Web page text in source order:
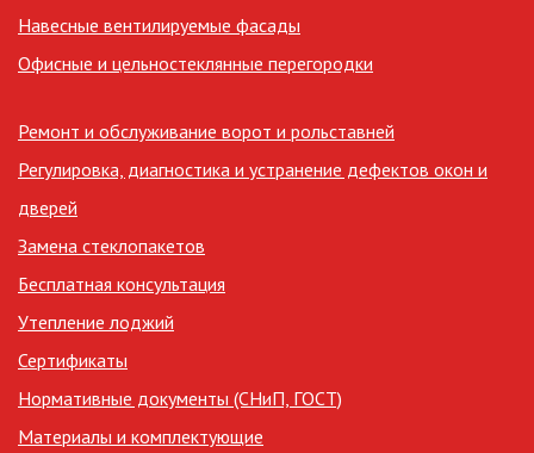
Навесные вентилируемые фасады
Офисные и цельностеклянные перегородки
Ремонт и обслуживание ворот и рольставней
Регулировка, диагностика и устранение дефектов окон и
дверей
Замена стеклопакетов
Бесплатная консультация
Утепление лоджий
Сертификаты
Нормативные документы (СНиП, ГОСТ)
Материалы и комплектующие